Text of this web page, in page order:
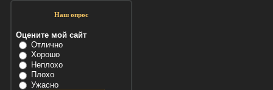
Наш опрос
Оцените мой сайт
Отлично
Хорошо
Неплохо
Плохо
Ужасно